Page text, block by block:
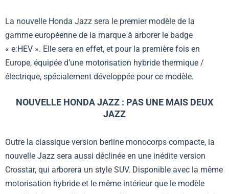
La nouvelle Honda Jazz sera le premier modèle de la
gamme européenne de la marque à arborer le badge
« e:HEV ». Elle sera en effet, et pour la première fois en
Europe, équipée d’une motorisation hybride thermique /
électrique, spécialement développée pour ce modèle.
NOUVELLE HONDA JAZZ : PAS UNE MAIS DEUX
JAZZ
Outre la classique version berline monocorps compacte, la
nouvelle Jazz sera aussi déclinée en une inédite version
Crosstar, qui arborera un style SUV. Disponible avec la même
motorisation hybride et le même intérieur que le modèle